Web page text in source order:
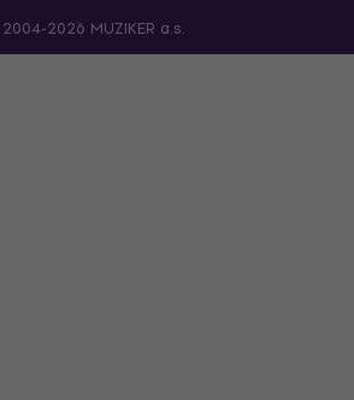
2026 MUZIKER a.s.